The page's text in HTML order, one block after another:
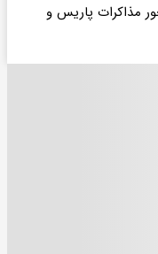
مذاکرات پاریس و